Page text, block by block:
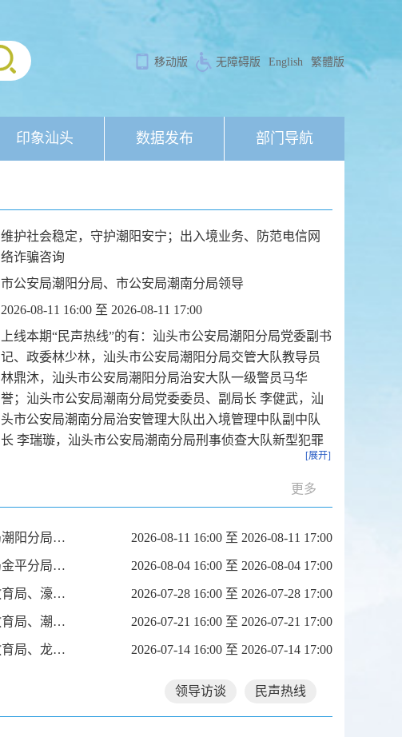
移动版 无障碍版 English 繁體版
印象汕头 数据发布 部门导航
维护社会稳定，守护潮阳安宁；出入境业务、防范电信网
络诈骗咨询
市公安局潮阳分局、市公安局潮南分局领导
2026-08-11 16:00 至 2026-08-11 17:00
上线本期“民声热线”的有：汕头市公安局潮阳分局党委副书
记、政委林少林，汕头市公安局潮阳分局交管大队教导员
林鼎沐，汕头市公安局潮阳分局治安大队一级警员马华
誉；汕头市公安局潮南分局党委委员、副局长 李健武，汕
头市公安局潮南分局治安管理大队出入境管理中队副中队
长 李瑞璇，汕头市公安局潮南分局刑事侦查大队新型犯罪
[展开]
更多
《民声热线》第十八轮第29期上线单位：市公安局潮阳分局、市公安局潮南分局 2026-08-11 16:00 至 2026-08-11 17:00
《民声热线》第十八轮第28期上线单位：市公安局金平分局、市公安局龙湖分局 2026-08-04 16:00 至 2026-08-04 17:00
《民声热线》第十八轮第27期上线单位：澄海区教育局、濠江区教育局 2026-07-28 16:00 至 2026-07-28 17:00
《民声热线》第十八轮第26期上线单位：潮阳区教育局、潮南区教育局 2026-07-21 16:00 至 2026-07-21 17:00
《民声热线》第十八轮第25期上线单位：金平区教育局、龙湖区教育局 2026-07-14 16:00 至 2026-07-14 17:00
领导访谈 民声热线